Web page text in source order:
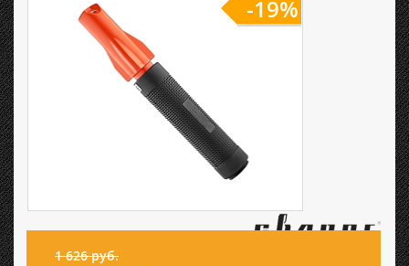
-19%
1 626 руб.